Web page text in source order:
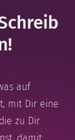
auf
mit Dir eine
zu Dir
damit